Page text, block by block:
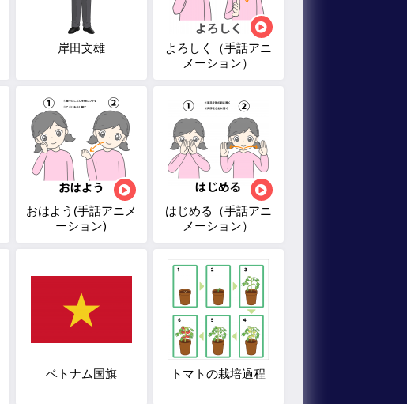
岸田文雄
よろしく（手話アニ
メーション）
おはよう(手話アニメ
ーション)
はじめる（手話アニ
メーション）
ベトナム国旗 トマトの栽培過程